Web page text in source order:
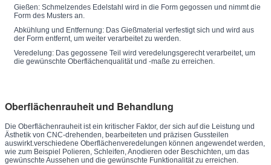
Gießen: Schmelzendes Edelstahl wird in die Form gegossen und nimmt die
Form des Musters an.
Abkühlung und Entfernung: Das Gießmaterial verfestigt sich und wird aus
der Form entfernt, um weiter verarbeitet zu werden.
Veredelung: Das gegossene Teil wird veredelungsgerecht verarbeitet, um
die gewünschte Oberflächenqualität und -maße zu erreichen.
Oberflächenrauheit und Behandlung
Die Oberflächenrauheit ist ein kritischer Faktor, der sich auf die Leistung und
Ästhetik von CNC-drehenden, bearbeiteten und präzisen Gussteilen
auswirkt.verschiedene Oberflächenveredelungen können angewendet werden,
wie zum Beispiel Polieren, Schleifen, Anodieren oder Beschichten, um das
gewünschte Aussehen und die gewünschte Funktionalität zu erreichen.